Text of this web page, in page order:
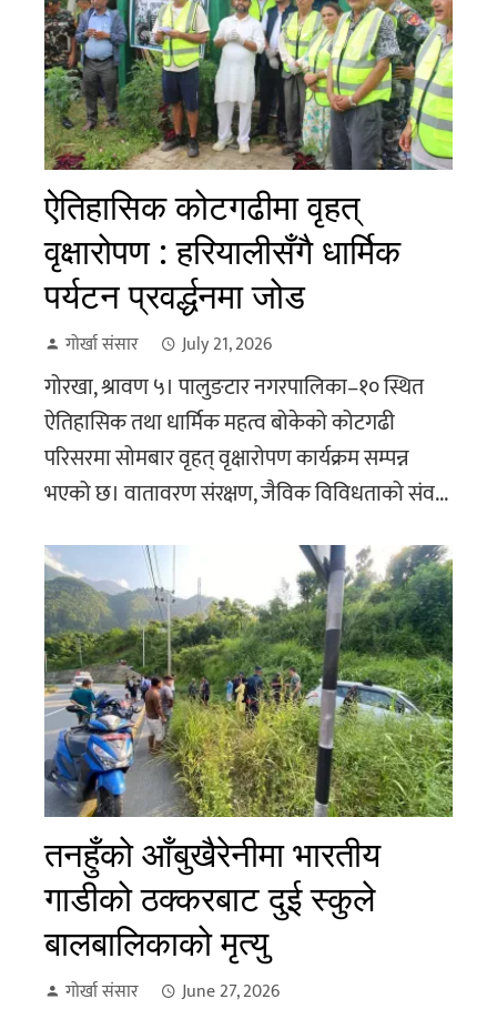
ऐतिहासिक कोटगढीमा वृहत्
वृक्षारोपण : हरियालीसँगै धार्मिक
पर्यटन प्रवर्द्धनमा जोड
गोर्खा संसार July 21, 2026
गोरखा, श्रावण ५। पालुङटार नगरपालिका–१० स्थित
ऐतिहासिक तथा धार्मिक महत्व बोकेको कोटगढी
परिसरमा सोमबार वृहत् वृक्षारोपण कार्यक्रम सम्पन्न
भएको छ। वातावरण संरक्षण, जैविक विविधताको संव...
तनहुँको आँबुखैरेनीमा भारतीय
गाडीको ठक्करबाट दुई स्कुले
बालबालिकाको मृत्यु
गोर्खा संसार June 27, 2026